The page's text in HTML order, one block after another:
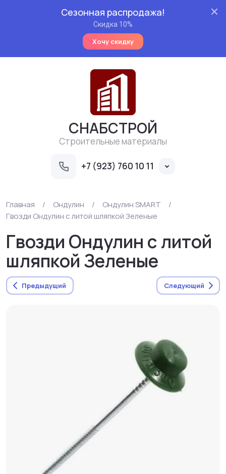
Сезонная распродажа!
Скидка 10%
Хочу скидку
СНАБСТРОЙ
Строительные материалы
+7 (923) 760 10 11
Главная / Ондулин / Ондулин SMART
/
Гвозди Ондулин с литой шляпкой Зеленые
Гвозди Ондулин с литой
шляпкой Зеленые
Предыдущий Следующий